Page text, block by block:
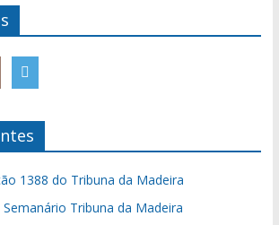
1388 do Tribuna da Madeira
Semanário Tribuna da Madeira